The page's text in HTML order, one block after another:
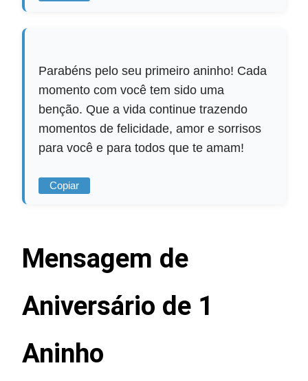
Parabéns pelo seu primeiro aninho! Cada
momento com você tem sido uma
benção. Que a vida continue trazendo
momentos de felicidade, amor e sorrisos
para você e para todos que te amam!
Copiar
Mensagem de
Aniversário de 1
Aninho